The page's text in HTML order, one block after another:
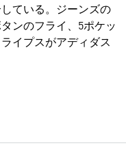
ている。ジーンズの
ンのフライ、5ポケッ
イプスがアディダス